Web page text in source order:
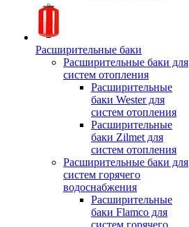
Расширительные баки
Расширительные баки для
систем отопления
Расширительные
баки Wester для
систем отопления
Расширительные
баки Zilmet для
систем отопления
Расширительные баки для
систем горячего
водоснабжения
Расширительные
баки Flamco для